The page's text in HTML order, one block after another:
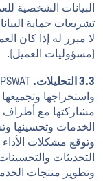
البيانات الشخصية
(مسؤوليات العميل).
3.3 التحليلات.
واستخراجها وتجميعها
وتطوير منتجات